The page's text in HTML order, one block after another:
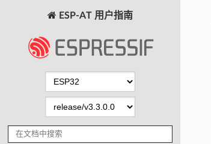
ESP-AT 用户指南